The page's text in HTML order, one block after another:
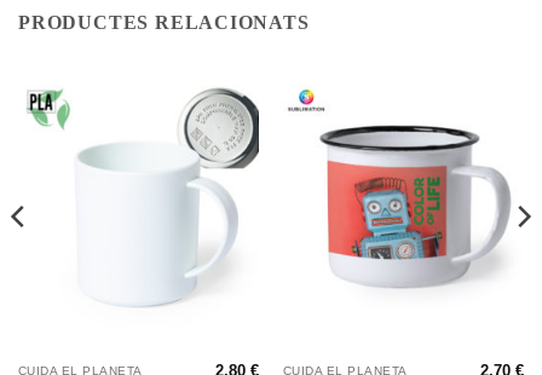
PRODUCTES RELACIONATS
CUIDA EL PLANETA 2,80€ CUIDA EL PLANETA 2,70€